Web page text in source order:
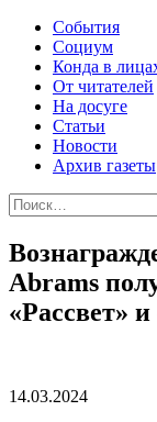
События
Социум
Конда в
От читателей
На досуге
Статьи
Новости
Архив газеты
Найти:
Abrams
«Рассвет»
14.03.2024